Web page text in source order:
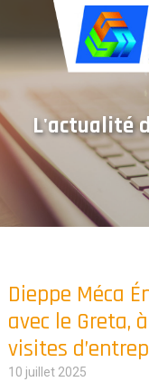
L'actualité
Dieppe Méca
avec le Greta,
visites
10 juillet 2025
Panneau de gestion des